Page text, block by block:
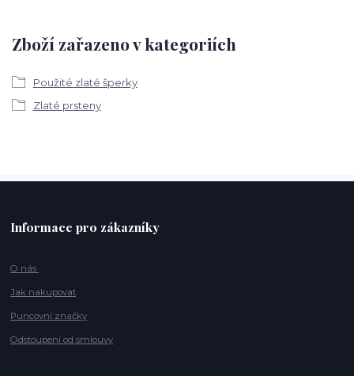
Zboží zařazeno v kategoriích
Použité zlaté šperky
Zlaté prsteny
Informace pro zákazníky
O nás
Jak nakupovat
Puncovní značky
Odstoupení od smlouvy